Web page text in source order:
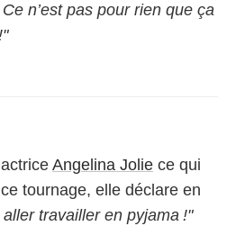
n’est pas pour rien que ça
Angelina Jolie ce qui
tournage, elle déclare en
aller travailler en pyjama !"